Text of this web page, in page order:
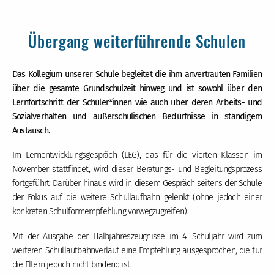
Übergang weiterführende Schulen
Das Kollegium unserer Schule begleitet die ihm anvertrauten Familien
über die gesamte Grundschulzeit hinweg und ist sowohl über den
Lernfortschritt der Schüler*innen wie auch über deren Arbeits- und
Sozialverhalten und außerschulischen Bedürfnisse in ständigem
Austausch.
Im Lernentwicklungsgespräch (LEG), das für die vierten Klassen im
November stattfindet, wird dieser Beratungs- und Begleitungsprozess
fortgeführt. Darüber hinaus wird in diesem Gespräch seitens der Schule
der Fokus auf die weitere Schullaufbahn gelenkt (ohne jedoch einer
konkreten Schulformempfehlung vorwegzugreifen).
Mit der Ausgabe der Halbjahreszeugnisse im 4. Schuljahr wird zum
weiteren Schullaufbahnverlauf eine Empfehlung ausgesprochen, die für
die Eltern jedoch nicht bindend ist.